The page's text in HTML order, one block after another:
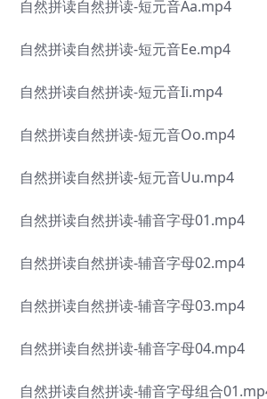
自然拼读自然拼读-短元音Aa.mp4
自然拼读自然拼读-短元音Ee.mp4
自然拼读自然拼读-短元音Ii.mp4
自然拼读自然拼读-短元音Oo.mp4
自然拼读自然拼读-短元音Uu.mp4
自然拼读自然拼读-辅音字母01.mp4
自然拼读自然拼读-辅音字母02.mp4
自然拼读自然拼读-辅音字母03.mp4
自然拼读自然拼读-辅音字母04.mp4
自然拼读自然拼读-辅音字母组合